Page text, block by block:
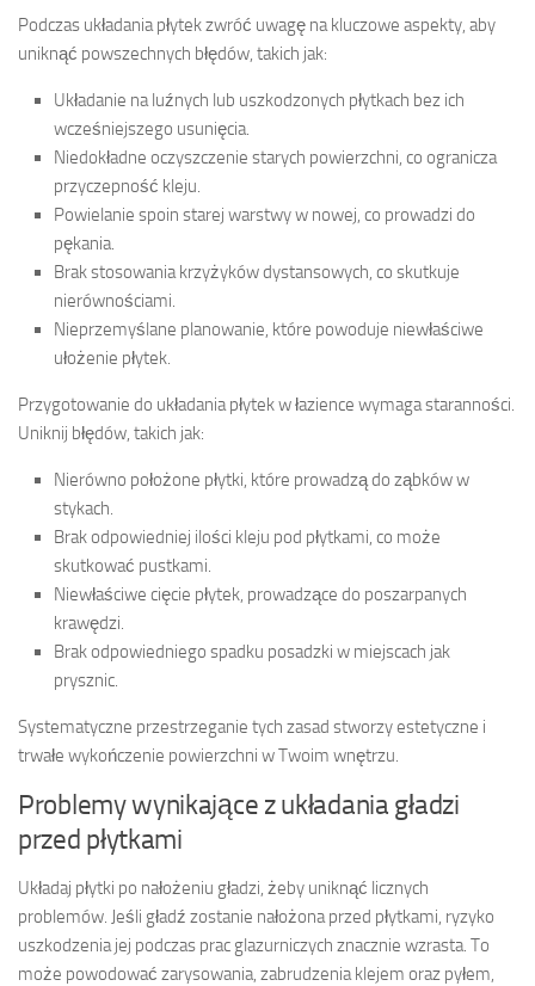
Podczas układania płytek zwróć uwagę na kluczowe aspekty, aby
uniknąć powszechnych błędów, takich jak:
Układanie na luźnych lub uszkodzonych płytkach bez ich
wcześniejszego usunięcia.
Niedokładne oczyszczenie starych powierzchni, co ogranicza
przyczepność kleju.
Powielanie spoin starej warstwy w nowej, co prowadzi do
pękania.
Brak stosowania krzyżyków dystansowych, co skutkuje
nierównościami.
Nieprzemyślane planowanie, które powoduje niewłaściwe
ułożenie płytek.
Przygotowanie do układania płytek w łazience wymaga staranności.
Uniknij błędów, takich jak:
Nierówno położone płytki, które prowadzą do ząbków w
stykach.
Brak odpowiedniej ilości kleju pod płytkami, co może
skutkować pustkami.
Niewłaściwe cięcie płytek, prowadzące do poszarpanych
krawędzi.
Brak odpowiedniego spadku posadzki w miejscach jak
prysznic.
Systematyczne przestrzeganie tych zasad stworzy estetyczne i
trwałe wykończenie powierzchni w Twoim wnętrzu.
Problemy wynikające z układania gładzi
przed płytkami
Układaj płytki po nałożeniu gładzi, żeby uniknąć licznych
problemów. Jeśli gładź zostanie nałożona przed płytkami, ryzyko
uszkodzenia jej podczas prac glazurniczych znacznie wzrasta. To
może powodować zarysowania, zabrudzenia klejem oraz pyłem,